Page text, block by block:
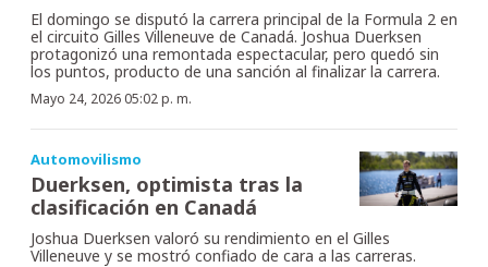
El domingo se disputó la carrera principal de la Formula 2 en
el circuito Gilles Villeneuve de Canadá. Joshua Duerksen
protagonizó una remontada espectacular, pero quedó sin
los puntos, producto de una sanción al finalizar la carrera.
Mayo 24, 2026 05:02 p. m.
Automovilismo
Duerksen, optimista tras la
clasificación en Canadá
Joshua Duerksen valoró su rendimiento en el Gilles
Villeneuve y se mostró confiado de cara a las carreras.